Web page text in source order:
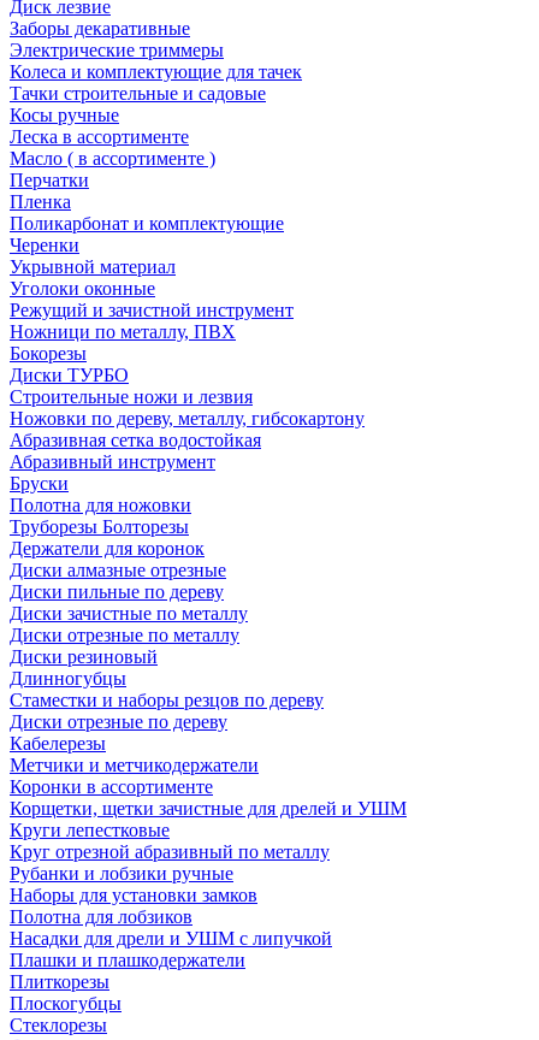
Диск лезвие
Заборы декаративные
Электрические триммеры
Колеса и комплектующие для тачек
Тачки строительные и садовые
Косы ручные
Леска в ассортименте
Масло ( в ассортименте )
Перчатки
Пленка
Поликарбонат и комплектующие
Черенки
Укрывной материал
Уголоки оконные
Режущий и зачистной инструмент
Ножници по металлу, ПВХ
Бокорезы
Диски ТУРБО
Строительные ножи и лезвия
Ножовки по дереву, металлу, гибсокартону
Абразивная сетка водостойкая
Абразивный инструмент
Бруски
Полотна для ножовки
Труборезы Болторезы
Держатели для коронок
Диски алмазные отрезные
Диски пильные по дереву
Диски зачистные по металлу
Диски отрезные по металлу
Диски резиновый
Длинногубцы
Стаместки и наборы резцов по дереву
Диски отрезные по дереву
Кабелерезы
Метчики и метчикодержатели
Коронки в ассортименте
Корщетки, щетки зачистные для дрелей и УШМ
Круги лепестковые
Круг отрезной абразивный по металлу
Рубанки и лобзики ручные
Наборы для установки замков
Полотна для лобзиков
Насадки для дрели и УШМ с липучкой
Плашки и плашкодержатели
Плиткорезы
Плоскогубцы
Стеклорезы